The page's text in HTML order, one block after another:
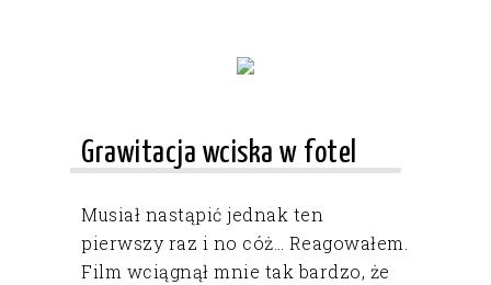
Grawitacja wciska w fotel
Musiał nastąpić jednak ten
pierwszy raz i no cóż… Reagowałem.
Film wciągnął mnie tak bardzo, że